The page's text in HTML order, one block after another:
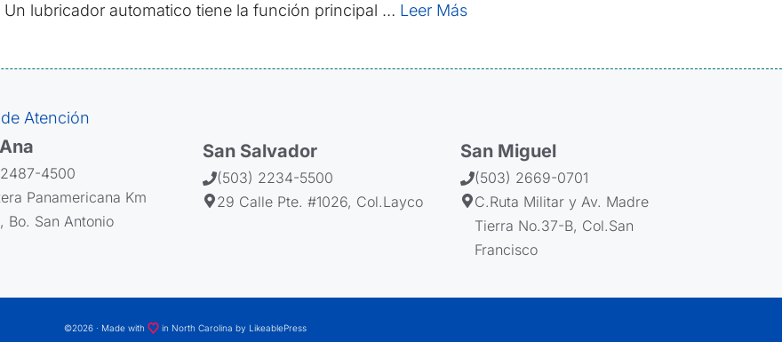
lubricador automatico tiene la función principal … Leer Más
Atención
4500
Panamericana Km
Bo. San Antonio
San Salvador
(503) 2234-5500
29 Calle Pte. #1026, Col.Layco
San Miguel
(503) 2669-0701
C.Ruta Militar y Av. Madre
Tierra No.37-B, Col.San
Francisco
©2026 · Made with in North Carolina by LikeablePress